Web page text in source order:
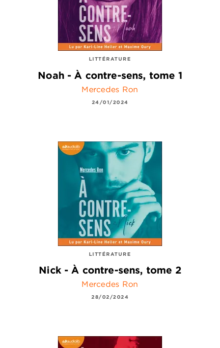
LITTÉRATURE
Noah - À contre-sens, tome 1
Mercedes Ron
24/01/2024
LITTÉRATURE
Nick - À contre-sens, tome 2
Mercedes Ron
28/02/2024